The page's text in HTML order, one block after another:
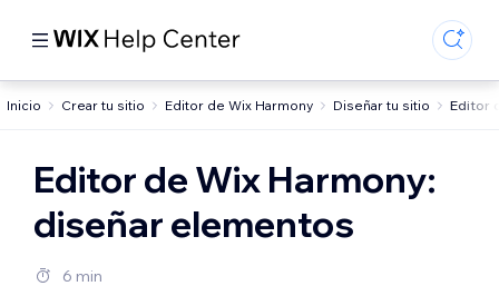
Inicio Crear tu sitio Editor de Wix Harmony Diseñar tu sitio Editor
Editor de Wix Harmony:
diseñar elementos
6 min